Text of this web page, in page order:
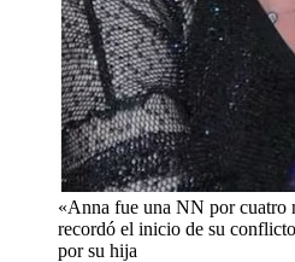
«Anna fue una NN por cuatro
recordó el inicio de su
por su hija